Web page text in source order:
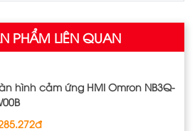
PHẨM LIÊN QUAN
hình cảm ứng HMI Omron NB3Q‐